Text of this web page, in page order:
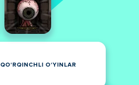
QOʻRQINCHLI OʻYINLAR